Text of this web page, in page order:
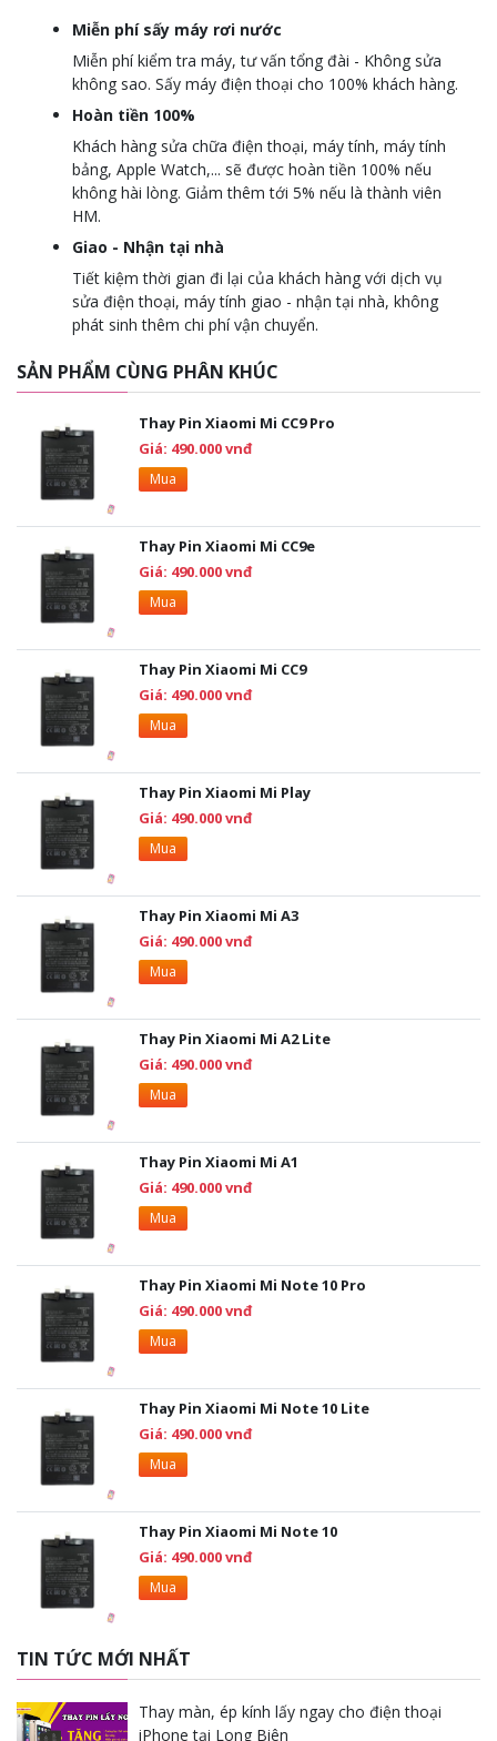
Miễn phí sấy máy rơi nước
Miễn phí kiểm tra máy, tư vấn tổng đài - Không sửa
không sao. Sấy máy điện thoại cho 100% khách hàng.
Hoàn tiền 100%
Khách hàng sửa chữa điện thoại, máy tính, máy tính
bảng, Apple Watch,... sẽ được hoàn tiền 100% nếu
không hài lòng. Giảm thêm tới 5% nếu là thành viên
HM.
Giao - Nhận tại nhà
Tiết kiệm thời gian đi lại của khách hàng với dịch vụ
sửa điện thoại, máy tính giao - nhận tại nhà, không
phát sinh thêm chi phí vận chuyển.
SẢN PHẨM CÙNG PHÂN KHÚC
Thay Pin Xiaomi Mi CC9 Pro
Giá: 490.000 vnđ
Mua
Thay Pin Xiaomi Mi CC9e
Giá: 490.000 vnđ
Mua
Thay Pin Xiaomi Mi CC9
Giá: 490.000 vnđ
Mua
Thay Pin Xiaomi Mi Play
Giá: 490.000 vnđ
Mua
Thay Pin Xiaomi Mi A3
Giá: 490.000 vnđ
Mua
Thay Pin Xiaomi Mi A2 Lite
Giá: 490.000 vnđ
Mua
Thay Pin Xiaomi Mi A1
Giá: 490.000 vnđ
Mua
Thay Pin Xiaomi Mi Note 10 Pro
Giá: 490.000 vnđ
Mua
Thay Pin Xiaomi Mi Note 10 Lite
Giá: 490.000 vnđ
Mua
Thay Pin Xiaomi Mi Note 10
Giá: 490.000 vnđ
Mua
TIN TỨC MỚI NHẤT
Thay màn, ép kính lấy ngay cho điện thoại
iPhone tại Long Biên